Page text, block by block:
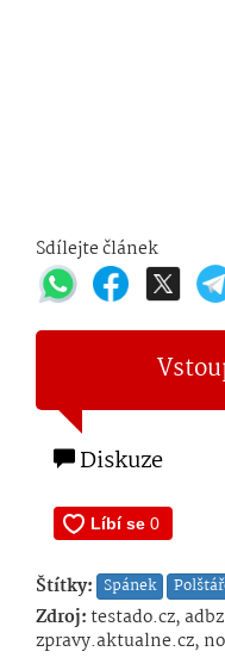
Sdílejte článek
Diskuze
Štítky: Spánek
Zdroj:testado.cz,
zpravy.aktualne.cz,